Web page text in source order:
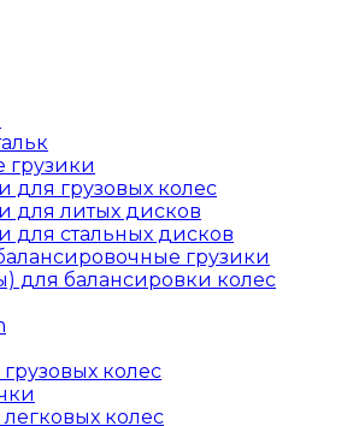
грузики
для грузовых колес
для литых дисков
для стальных дисков
грузики
для балансировки колес
колес
колес